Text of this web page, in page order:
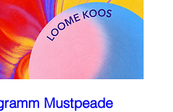
Mustpeade